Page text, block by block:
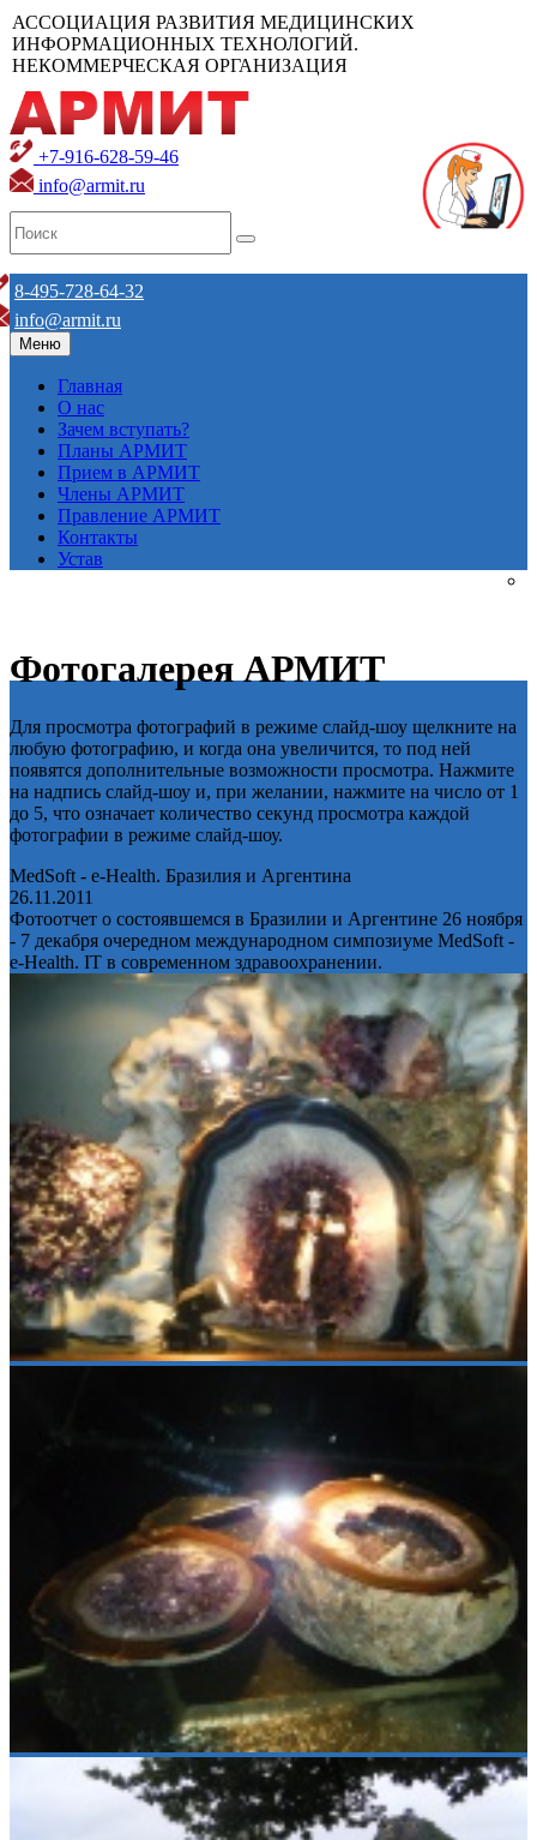
АССОЦИАЦИЯ РАЗВИТИЯ МЕДИЦИНСКИХ
ИНФОРМАЦИОННЫХ ТЕХНОЛОГИЙ.
НЕКОММЕРЧЕСКАЯ ОРГАНИЗАЦИЯ
+7-916-628-59-46
info@armit.ru
8-495-728-64-32
info@armit.ru
Меню
Главная
О нас
Зачем вступать?
Планы АРМИТ
Прием в АРМИТ
Члены АРМИТ
Правление АРМИТ
Контакты
Устав
Фотогалерея АРМИТ
Для просмотра фотографий в режиме слайд-шоу щелкните на
любую фотографию, и когда она увеличится, то под ней
появятся дополнительные возможности просмотра. Нажмите
на надпись слайд-шоу и, при желании, нажмите на число от 1
до 5, что означает количество секунд просмотра каждой
фотографии в режиме слайд-шоу.
MedSoft - e-Health. Бразилия и Аргентина
26.11.2011
Фотоотчет о состоявшемся в Бразилии и Аргентине 26 ноября
- 7 декабря очередном международном симпозиуме MedSoft -
e-Health. IT в современном здравоохранении.